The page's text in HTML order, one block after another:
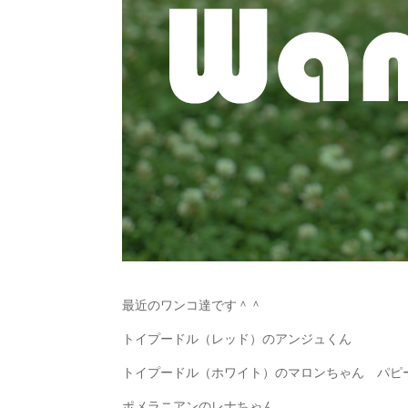
最近のワンコ達です＾＾
トイプードル（レッド）のアンジュくん
トイプードル（ホワイト）のマロンちゃん パピ